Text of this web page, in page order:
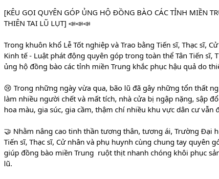
[KÊU GỌI QUYÊN GÓP ỦNG HỘ ĐỒNG BÀO CÁC TỈNH MIỀN
THIÊN TAI LŨ LỤT] 📣📣📣
Trong khuôn khổ Lễ Tốt nghiệp và Trao bằng Tiến sĩ, Thạc sĩ,
Kinh tế - Luật phát động quyên góp trong toàn thể Tân Tiến sĩ,
ủng hộ đồng bào các tỉnh miền Trung khắc phục hậu quả do
😢 Trong những ngày vừa qua, bão lũ đã gây những tổn thất
làm nhiều người chết và mất tích, nhà cửa bị ngập nặng, sập
hoa màu, gia súc, gia cầm, thậm chí nhiều khu vực dân cư
🤝 Nhằm nâng cao tinh thần tương thân, tương ái, Trường Đại
Tiến sĩ, Thạc sĩ, Cử nhân và phụ huynh cùng chung tay quyên
giúp đồng bào miền Trung  ruột thịt nhanh chóng khôi phục
lũ.